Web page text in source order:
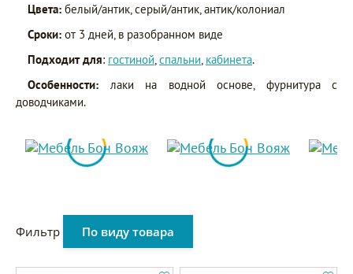
Цвета: белый/антик, серый/антик, антик/колониал
Сроки: от 3 дней, в разобранном виде
Подходит для: гостиной спальни кабинета.
Особенности: лаки на водной основе, фурнитура с
доводчиками.
Фильтр По виду товара